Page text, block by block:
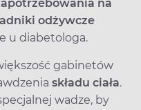
na
odżywcze
u diabetologa.
gabinetów
składu ciała.
wadze, by